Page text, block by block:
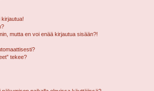
mutta en voi enää kirjautua sisään?!
tekee?